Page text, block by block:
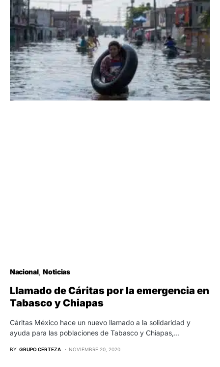
Nacional Noticias
Llamado de Cáritas por la emergencia en
Tabasco y Chiapas
Cáritas México hace un nuevo llamado a la solidaridad y
ayuda para las poblaciones de Tabasco y Chiapas,…
BY GRUPO CERTEZA NOVIEMBRE 20, 2020